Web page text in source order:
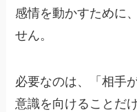
感情を動かすために
せん。
必要なのは、「相手
意識を向けることだけ